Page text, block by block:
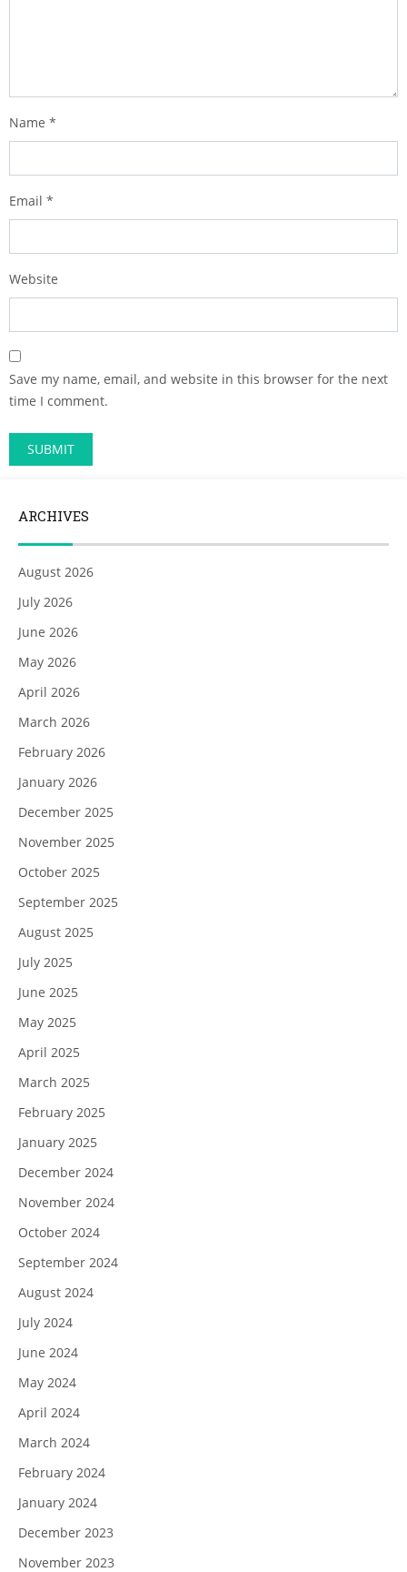
Name *
Email *
Website
Save my name, email, and website in this browser for the next
time I comment.
ARCHIVES
August 2026
July 2026
June 2026
May 2026
April 2026
March 2026
February 2026
January 2026
December 2025
November 2025
October 2025
September 2025
August 2025
July 2025
June 2025
May 2025
April 2025
March 2025
February 2025
January 2025
December 2024
November 2024
October 2024
September 2024
August 2024
July 2024
June 2024
May 2024
April 2024
March 2024
February 2024
January 2024
December 2023
November 2023